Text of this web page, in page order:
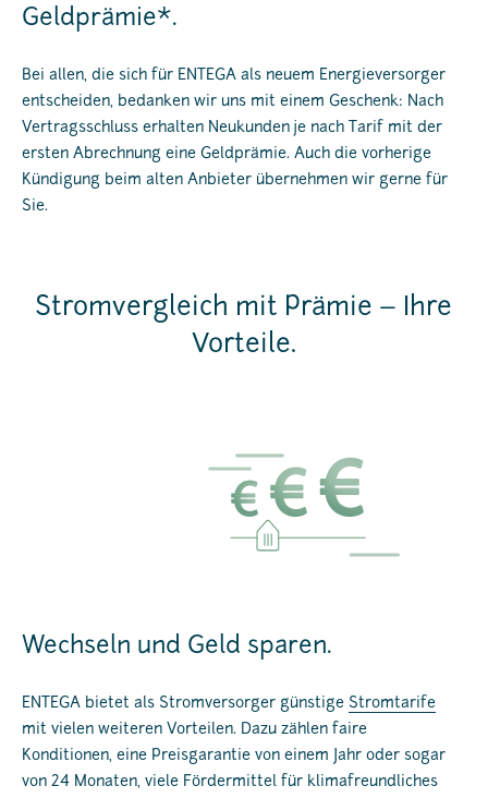
Geldprämie*.
Bei allen, die sich für ENTEGA als neuem Energieversorger
entscheiden, bedanken wir uns mit einem Geschenk: Nach
Vertragsschluss erhalten Neukunden je nach Tarif mit der
ersten Abrechnung eine Geldprämie. Auch die vorherige
Kündigung beim alten Anbieter übernehmen wir gerne für
Sie.
Stromvergleich mit Prämie – Ihre
Vorteile.
Wechseln und Geld sparen.
ENTEGA bietet als Stromversorger günstige Stromtarife
mit vielen weiteren Vorteilen. Dazu zählen faire
Konditionen, eine Preisgarantie von einem Jahr oder sogar
von 24 Monaten, viele Fördermittel für klimafreundliches